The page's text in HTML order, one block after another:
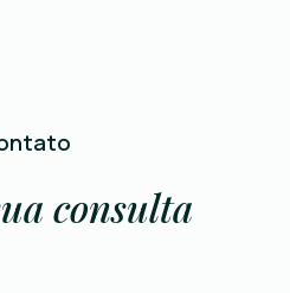
consulta